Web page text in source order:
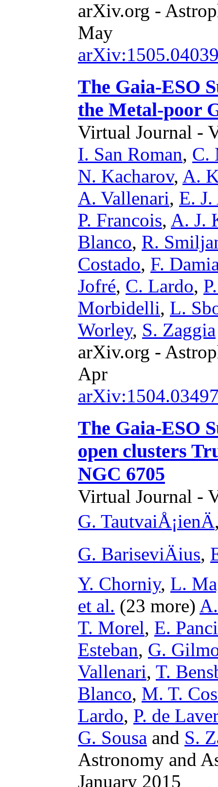
arXiv.org -
May
The Gaia-ESO
the Metal-poor
Virtual Journal -
I. San Roman, C.
N. Kacharov, A.
A. Vallenari, E.
P. Francois, A. J.
Blanco, R.
Costado, F.
Jofré, C. Lardo,
Morbidelli, L.
Worley, S. Zaggia
arXiv.org -
Apr
The Gaia-ESO
open clusters
NGC 6705
Virtual Journal -
G. TautvaiÅ¡ienÄ
G. BariseviÄius,
Y. Chorniy, L.
et al. (23 more)
T. Morel, E.
Esteban, G.
Vallenari, T.
Blanco, M. T.
Lardo, P. de
G. Sousa and S.
Astronomy and
January 2015